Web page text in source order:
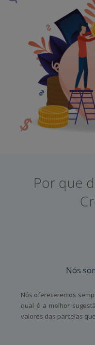
Por que
Nós
Nós ofereceremos
qual é a melhor
valores das parcelas que